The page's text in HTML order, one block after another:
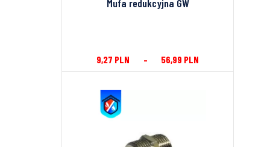
Mufa redukcyjna GW
9,27 PLN – 56,99 PLN